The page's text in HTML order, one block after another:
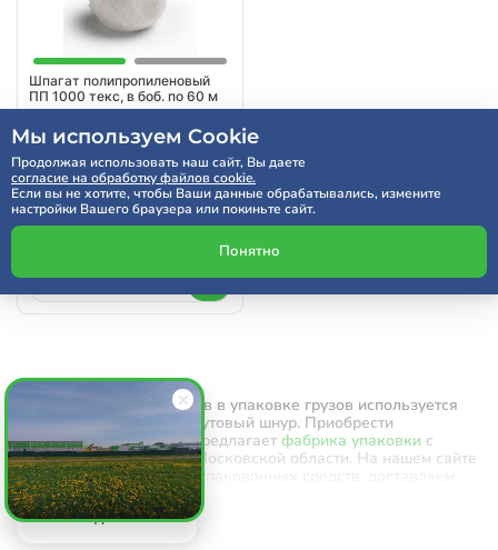
Шпагат полипропиленовый
ПП 1000 текс, в боб. по 60 м
от49 ₽за шт
Среди прочих материалов в упаковке грузов используется
полипропиленовый и джутовый шнур. Приобрести
упаковочные средства предлагает фабрика упаковки с
доставкой по Москве и Московской области. На нашем сайте
можно купить все виды упаковочных средств, доставляем
продукцию по Москве и Московской области.
Читать дальше
Мы используем Cookie
Продолжая использовать наш сайт, Вы даете
согласие на обработку файлов cookie.
Если вы не хотите, чтобы Ваши данные обрабатывались, измените
настройки Вашего браузера или покиньте сайт.
Понятно